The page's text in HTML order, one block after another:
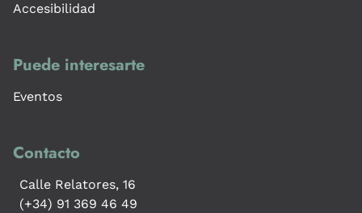
Accesibilidad
Puede interesarte
Eventos
Contacto
Calle Relatores, 16
(+34) 91 369 46 49